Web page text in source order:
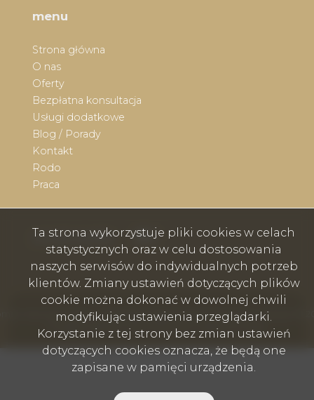
menu
Strona główna
O nas
Oferty
Bezpłatna konsultacja
Usługi dodatkowe
Blog / Porady
Kontakt
Rodo
Praca
social media Facebook
Facebook
nieruchomości - Wodzisław Śląski, Rybnik, Skoczów, Cieszyn ©
Program dla biur nieruchomości
Galactica Virgo
Ta strona wykorzystuje pliki cookies w celach
statystycznych oraz w celu dostosowania
naszych serwisów do indywidualnych potrzeb
klientów. Zmiany ustawień dotyczących plików
cookie można dokonać w dowolnej chwili
modyfikując ustawienia przeglądarki.
Korzystanie z tej strony bez zmian ustawień
dotyczących cookies oznacza, że będą one
zapisane w pamięci urządzenia.